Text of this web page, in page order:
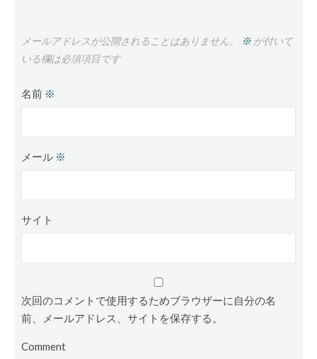
メールアドレスが公開されることはありません。 ※が付いて
いる欄は必須項目です
名前 ※
メール ※
サイト
次回のコメントで使用するためブラウザーに自分の名
前、メールアドレス、サイトを保存する。
Comment